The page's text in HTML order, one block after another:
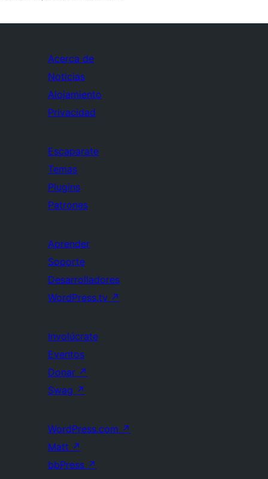
Acerca de
Noticias
Alojamiento
Privacidad
Escaparate
Temas
Plugins
Patrones
Aprender
Soporte
Desarrolladores
WordPress.tv ↗
Involúcrate
Eventos
Donar ↗
Swag ↗
WordPress.com ↗
Matt ↗
bbPress ↗